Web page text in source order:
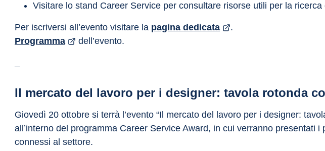
Visitare lo stand Career Service per consultare risorse utili per la ricerca
Per iscriversi all’evento visitare la pagina dedicata
.
Programma
dell’evento.
Il mercato del lavoro per i designer: tavola rotonda
Giovedì 20 ottobre si terrà l’evento “Il mercato del lavoro per i designer:
all’interno del programma Career Service Award, in cui verranno presentati
connessi al settore.